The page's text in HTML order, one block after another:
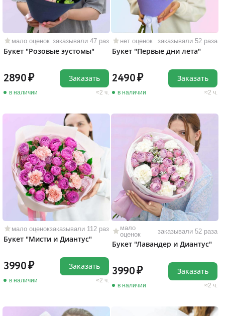
мало оценок заказывали 47 раз
Букет "Розовые эустомы"
2890
в наличии 2 ч.
Заказать
нет оценок заказывали 52 раза
Букет "Первые дни лета"
2490
в наличии 2 ч.
Заказать
мало оценокзаказывали 112 раз
Букет "Мисти и Диантус"
3990
в наличии 2 ч.
Заказать
мало
оценок
заказывали 52 раза
Букет "Лавандер и Диантус"
3990
в наличии 2 ч.
Заказать